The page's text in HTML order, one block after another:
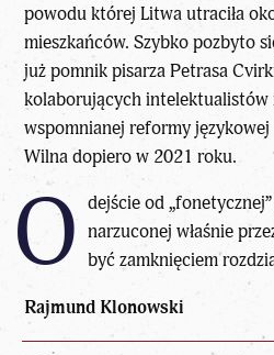
powodu której Litwa utraciła
mieszkańców. Szybko pozbyto
już pomnik pisarza Petrasa
kolaborujących intelektualistów
wspomnianej reformy
Wilna dopiero w 2021 roku.
O dejście od
narzuconej właśnie
być zamknięciem
Rajmund Klonowski